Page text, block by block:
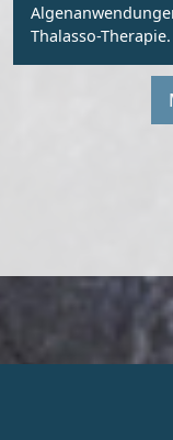
Thalasso-Therapie.